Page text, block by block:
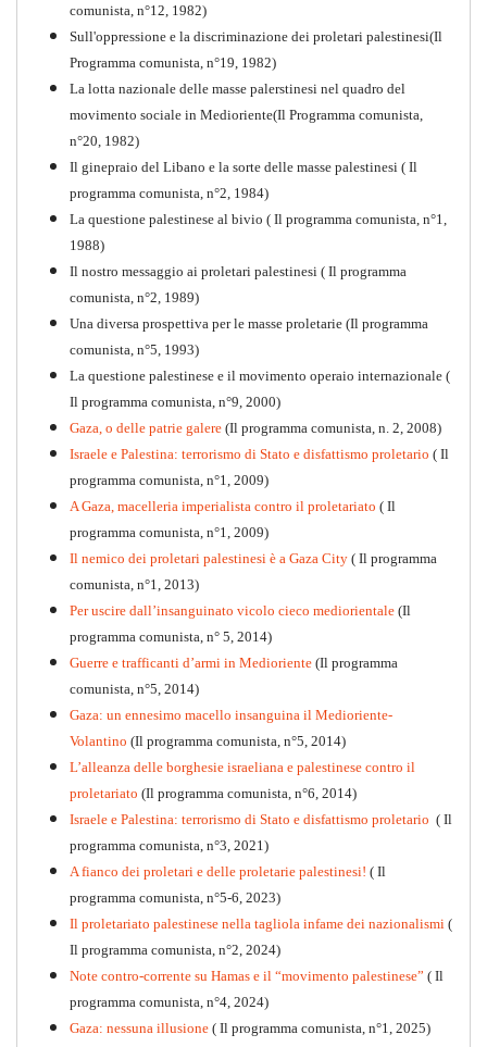
1917-2017 Ieri Oggi Domani
PDF Quaderno n°9
Per la difesa intransigente
comunista, n°12, 1982)
Sull'oppressione e la discriminazione dei proletari palestinesi(Il
Programma comunista, n°19, 1982)
La lotta nazionale delle masse palerstinesi nel quadro del
movimento sociale in Medioriente(Il Programma comunista,
n°20, 1982)
Il ginepraio del Libano e la sorte delle masse palestinesi ( Il
programma comunista, n°2, 1984)
La questione palestinese al bivio ( Il programma comunista, n°1,
1988)
Il nostro messaggio ai proletari palestinesi ( Il programma
comunista, n°2, 1989)
Una diversa prospettiva per le masse proletarie (Il programma
comunista, n°5, 1993)
La questione palestinese e il movimento operaio internazionale (
Il programma comunista, n°9, 2000)
Gaza, o delle patrie galere (Il programma comunista, n. 2, 2008)
Israele e Palestina: terrorismo di Stato e disfattismo proletario ( Il
programma comunista, n°1, 2009)
A Gaza, macelleria imperialista contro il proletariato ( Il
programma comunista, n°1, 2009)
Il nemico dei proletari palestinesi è a Gaza City ( Il programma
comunista, n°1, 2013)
Per uscire dall’insanguinato vicolo cieco mediorientale (Il
programma comunista, n° 5, 2014)
Guerre e trafficanti d’armi in Medioriente (Il programma
comunista, n°5, 2014)
Gaza: un ennesimo macello insanguina il Medioriente-
Volantino (Il programma comunista, n°5, 2014)
L’alleanza delle borghesie israeliana e palestinese contro il
proletariato (Il programma comunista, n°6, 2014)
Israele e Palestina: terrorismo di Stato e disfattismo proletario ( Il
programma comunista, n°3, 2021)
A fianco dei proletari e delle proletarie palestinesi! ( Il
programma comunista, n°5-6, 2023)
Il proletariato palestinese nella tagliola infame dei nazionalismi (
Il programma comunista, n°2, 2024)
Note contro-corrente su Hamas e il “movimento palestinese” ( Il
programma comunista, n°4, 2024)
Gaza: nessuna illusione ( Il programma comunista, n°1, 2025)